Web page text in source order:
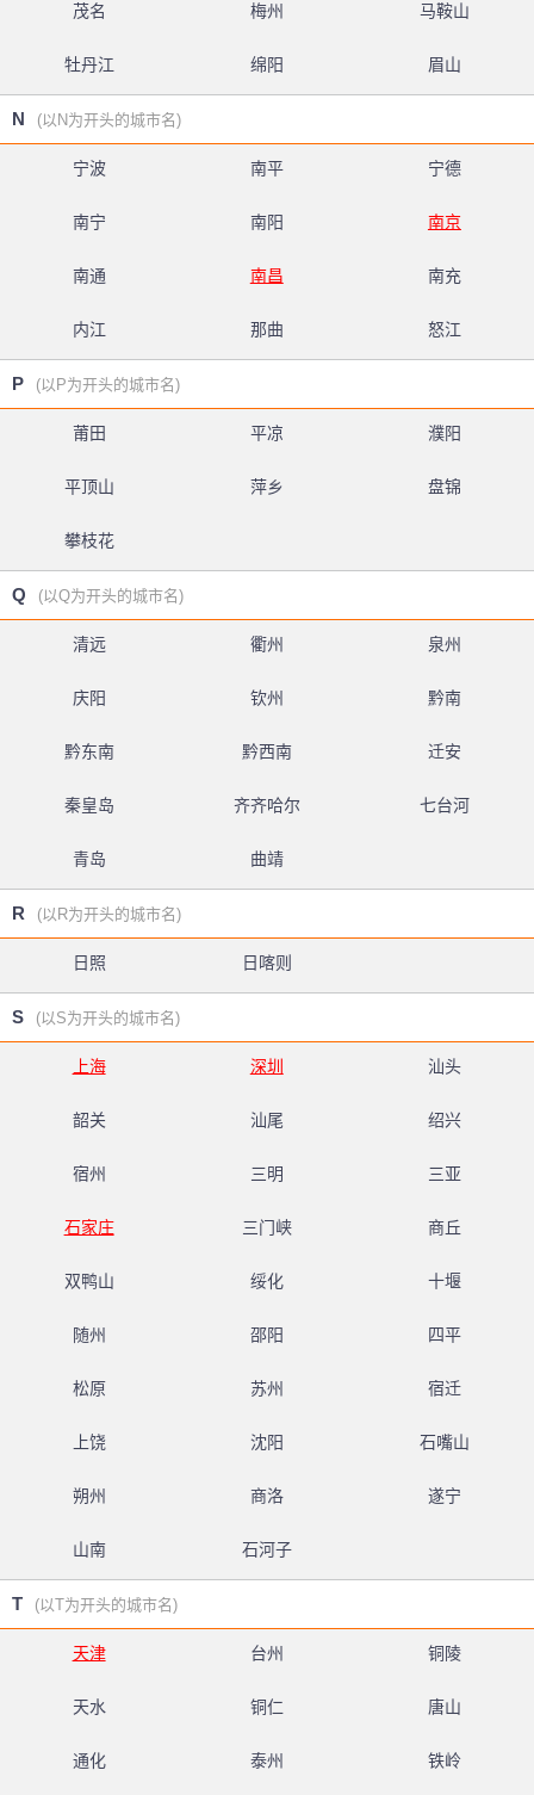
茂名 梅州 马鞍山
牡丹江 绵阳 眉山
N (以N为开头的城市名)
宁波 南平 宁德
南宁 南阳 南京
南通 南昌 南充
内江 那曲 怒江
P (以P为开头的城市名)
莆田 平凉 濮阳
平顶山 萍乡 盘锦
攀枝花
Q (以Q为开头的城市名)
清远 衢州 泉州
庆阳 钦州 黔南
黔东南 黔西南 迁安
秦皇岛 齐齐哈尔 七台河
青岛 曲靖
R (以R为开头的城市名)
日照 日喀则
S (以S为开头的城市名)
上海 深圳 汕头
韶关 汕尾 绍兴
宿州 三明 三亚
石家庄 三门峡 商丘
双鸭山 绥化 十堰
随州 邵阳 四平
松原 苏州 宿迁
上饶 沈阳 石嘴山
朔州 商洛 遂宁
山南 石河子
T (以T为开头的城市名)
天津 台州 铜陵
天水 铜仁 唐山
通化 泰州 铁岭